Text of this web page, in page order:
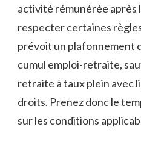
activité rémunérée après
respecter certaines
prévoit un plafonnement
cumul emploi-retraite,
retraite à taux plein avec
droits. Prenez donc le
sur les conditions